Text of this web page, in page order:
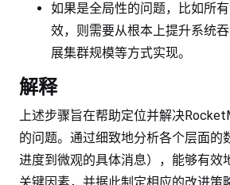
如果是全局性的问题，比如所
效，则需要从根本上提升系统
展集群规模等方式实现。
解释
上述步骤旨在帮助定位并解决
的问题。通过细致地分析各个层面的
进度到微观的具体消息），能够有效